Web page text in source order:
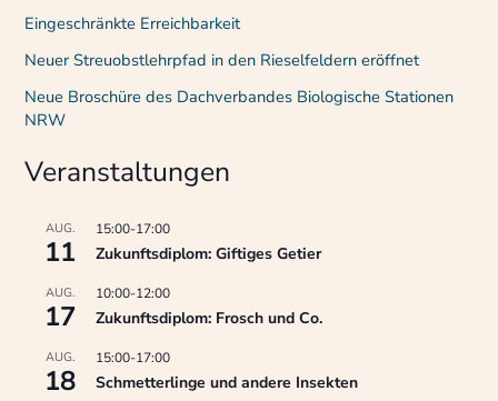
Eingeschränkte Erreichbarkeit
Neuer Streuobstlehrpfad in den Rieselfeldern eröffnet
Neue Broschüre des Dachverbandes Biologische Stationen
NRW
Veranstaltungen
AUG.
11
15:00-17:00
Zukunftsdiplom: Giftiges Getier
AUG.
17
10:00-12:00
Zukunftsdiplom: Frosch und Co.
AUG.
18
15:00-17:00
Schmetterlinge und andere Insekten